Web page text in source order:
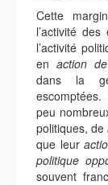
Cette
l’activité
l’activité
enaction
dans la
peu
politiques, de
que leur
politique
souvent